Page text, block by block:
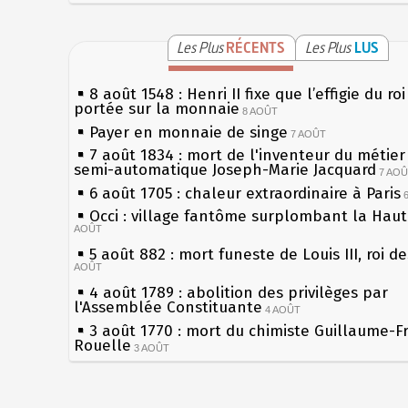
Les PlusRÉCENTS Les Plus LUS
8 août 1548 : Henri II fixe que l’effigie du
portée sur la monnaie 8 AOÛT
Payer en monnaie de singe 7 AOÛT
7 août 1834 : mort de l'inventeur du
semi-automatique Joseph-Marie Jacquard 7
6 août 1705 : chaleur extraordinaire à Paris
Occi : village fantôme surplombant la
AOÛT
5 août 882 : mort funeste de Louis III, roi
AOÛT
4 août 1789 : abolition des privilèges par
l'Assemblée Constituante 4 AOÛT
3 août 1770 : mort du chimiste Guillaume-
Rouelle 3 AOÛT
Musée Jean de La Fontaine : réouverture